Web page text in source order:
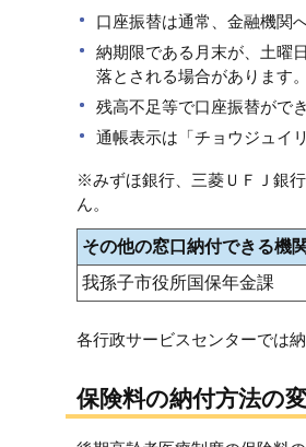
口座振替は通常、金融機関
納期限である月末が、土曜
落とされる場合があります
残高不足等で口座振替がで
通帳表示は「チョウジュイ
※みずほ銀行、三菱ＵＦＪ銀
ん。
その他の窓口納付できる機関
我孫子市役所国保年金課
各行政サービスセンターでは
保険料の納付方法の